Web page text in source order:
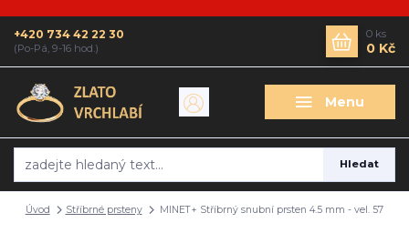
Menu
Hledat
+420 734 42 22 30
(Po-Pá, 9-16 hod.)
0 ks
0 Kč
Úvod Stříbrné prsteny MINET+ Stříbrný snubní prsten 4.5 mm - vel. 57